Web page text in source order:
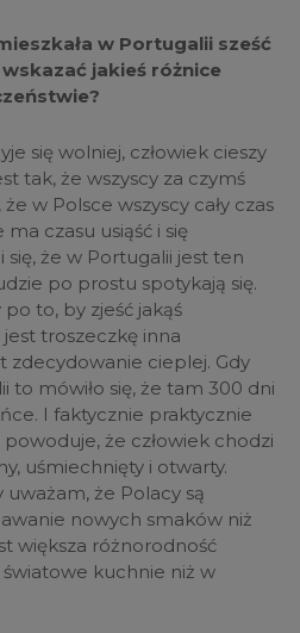
w Portugalii sześć
jakieś różnice
się wolniej, człowiek cieszy
tak, że wszyscy za czymś
w Polsce wszyscy cały czas
ma czasu usiąść i się
się, że w Portugalii jest ten
po prostu spotykają się.
to, by zjeść jakąś
troszeczkę inna
zdecydowanie cieplej. Gdy
to mówiło się, że tam 300 dni
I faktycznie praktycznie
powoduje, że człowiek chodzi
uśmiechnięty i otwarty.
że Polacy są
nowych smaków niż
większa różnorodność
kuchnie niż w